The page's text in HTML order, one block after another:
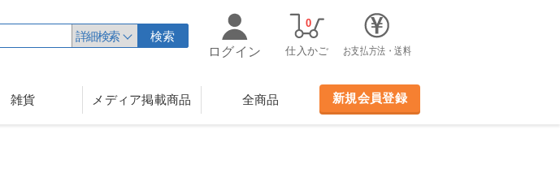
詳細検索
検索
ログイン
仕入かご
0
お支払方法・送料
雑貨 メディア掲載商品 全商品 新規会員登録